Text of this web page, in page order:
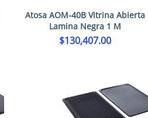
Atosa AOM-40B Vitrina Abierta
Lamina Negra 1 M
$130,407.00